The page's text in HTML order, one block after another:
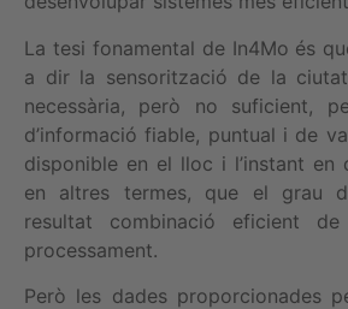
La tesi fonamental de In4Mo és
a dir la sensorització de la
necessària, però no suficient,
d’informació fiable, puntual i de
disponible en el lloc i l’instant en
en altres termes, que el grau
resultat combinació eficient
processament.
Però les dades proporcionades